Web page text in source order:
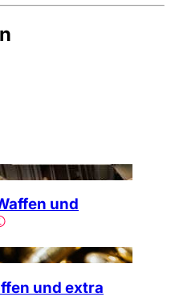
und
und extra